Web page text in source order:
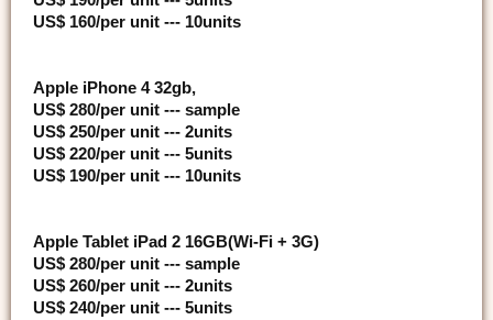
US$ 160/per unit --- 10units
Apple iPhone 4 32gb,
US$ 280/per unit --- sample
US$ 250/per unit --- 2units
US$ 220/per unit --- 5units
US$ 190/per unit --- 10units
Apple Tablet iPad 2 16GB(Wi-Fi + 3G)
US$ 280/per unit --- sample
US$ 260/per unit --- 2units
US$ 240/per unit --- 5units